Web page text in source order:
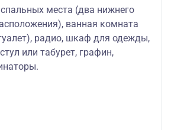
места (два нижнего
ванная комната
радио, шкаф для одежды,
или табурет, графин,